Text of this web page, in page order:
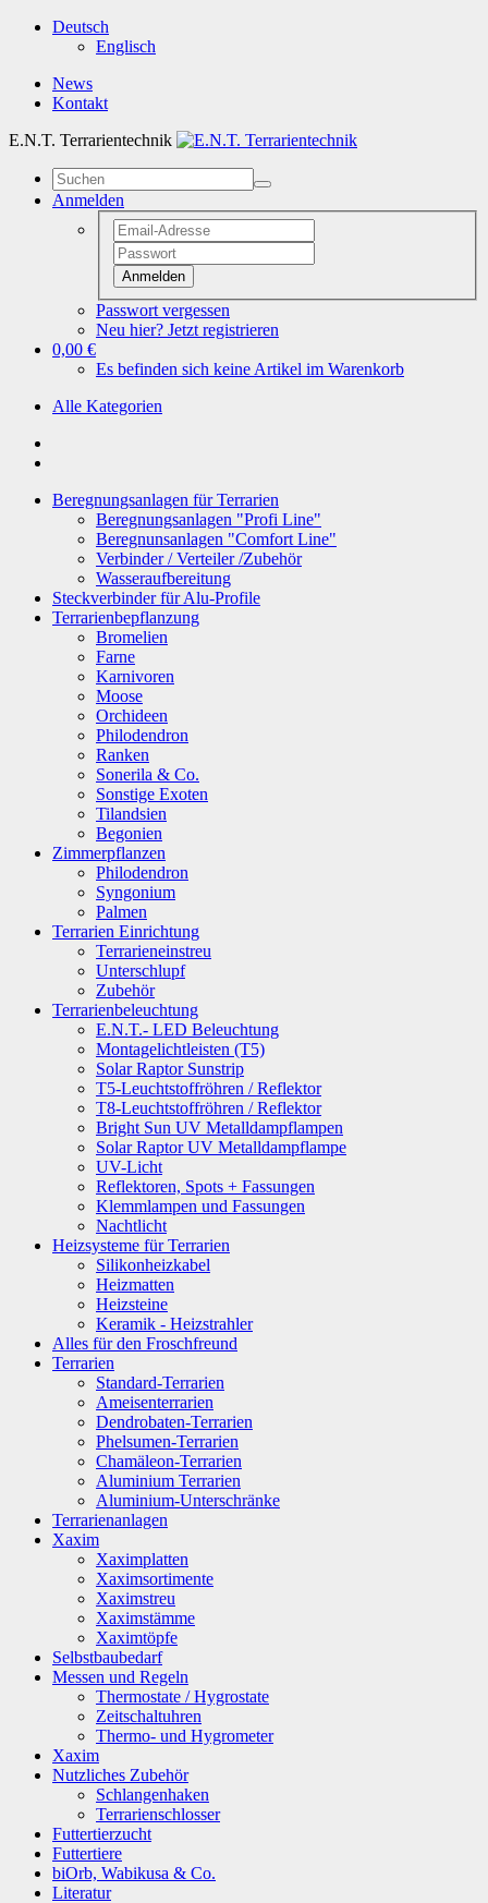
Deutsch
Englisch
News
Kontakt
E.N.T. Terrarientechnik
Anmelden
Anmelden
Passwort vergessen
Neu hier? Jetzt registrieren
0,00 €
Es befinden sich keine Artikel im Warenkorb
Alle Kategorien
Beregnungsanlagen für Terrarien
Beregnungsanlagen "Profi Line"
Beregnunsanlagen "Comfort Line"
Verbinder / Verteiler /Zubehör
Wasseraufbereitung
Steckverbinder für Alu-Profile
Terrarienbepflanzung
Bromelien
Farne
Karnivoren
Moose
Orchideen
Philodendron
Ranken
Sonerila & Co.
Sonstige Exoten
Tilandsien
Begonien
Zimmerpflanzen
Philodendron
Syngonium
Palmen
Terrarien Einrichtung
Terrarieneinstreu
Unterschlupf
Zubehör
Terrarienbeleuchtung
E.N.T.- LED Beleuchtung
Montagelichtleisten (T5)
Solar Raptor Sunstrip
T5-Leuchtstoffröhren / Reflektor
T8-Leuchtstoffröhren / Reflektor
Bright Sun UV Metalldampflampen
Solar Raptor UV Metalldampflampe
UV-Licht
Reflektoren, Spots + Fassungen
Klemmlampen und Fassungen
Nachtlicht
Heizsysteme für Terrarien
Silikonheizkabel
Heizmatten
Heizsteine
Keramik - Heizstrahler
Alles für den Froschfreund
Terrarien
Standard-Terrarien
Ameisenterrarien
Dendrobaten-Terrarien
Phelsumen-Terrarien
Chamäleon-Terrarien
Aluminium Terrarien
Aluminium-Unterschränke
Terrarienanlagen
Xaxim
Xaximplatten
Xaximsortimente
Xaximstreu
Xaximstämme
Xaximtöpfe
Selbstbaubedarf
Messen und Regeln
Thermostate / Hygrostate
Zeitschaltuhren
Thermo- und Hygrometer
Xaxim
Nutzliches Zubehör
Schlangenhaken
Terrarienschlosser
Futtertierzucht
Futtertiere
biOrb, Wabikusa & Co.
Literatur